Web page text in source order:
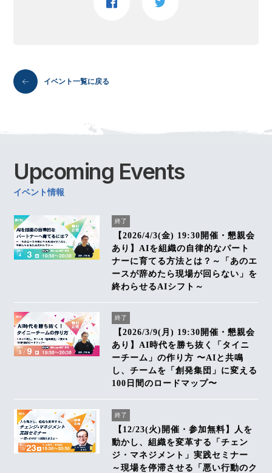
イベント一覧に戻る
Upcoming Events
イベント情報
終了
【2026/4/3(金) 19:30開催・懇親会
あり】AIを組織の自律的なパート
ナーに育てる方法とは？～「あのエ
ースが辞めたら現場が回らない」を
終わらせるAIシフト～
終了
【2026/3/9(月) 19:30開催・懇親会
あり】AI時代を勝ち抜く「タイニ
ーチーム」の作り方 〜AIと共鳴
し、チームを「創発集団」に変える
100日間のロードマップ〜
終了
【12/23(火)開催・参加無料】人を
動かし、組織を変革する「チェン
ジ・マネジメント」実践セミナー
～現場を停滞させる「悪い行動のク